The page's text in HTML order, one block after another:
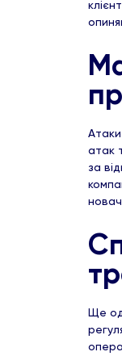
атак
за
Ще